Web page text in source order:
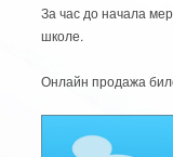
За час до начала
школе.
Онлайн продажа